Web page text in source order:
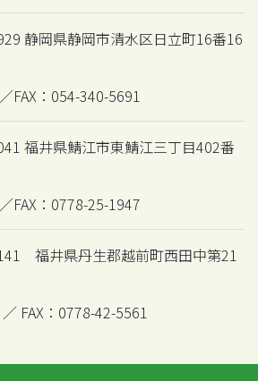
静岡県静岡市清水区日立町16番16
FAX：054-340-5691
福井県鯖江市東鯖江三丁目402番
FAX：0778-25-1947
福井県丹生郡越前町西田中第21
FAX：0778-42-5561